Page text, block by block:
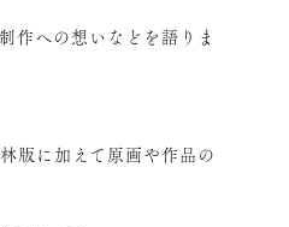
作への想いなどを語りま
版に加えて原画や作品の